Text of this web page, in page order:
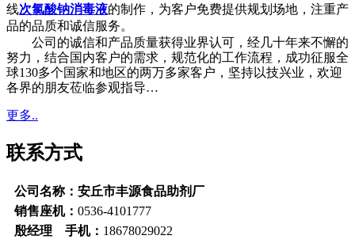
线次氯酸钠消毒液的制作，为客户免费提供规划场地，注重产
品的品质和诚信服务。
公司的诚信和产品质量获得业界认可，经几十年来不懈的
努力，结合国内客户的需求，规范化的工作流程，成功征服全
球130多个国家和地区的两万多家客户，坚持以技兴业，欢迎
各界的朋友莅临参观指导…
更多..
联系方式
公司名称：安丘市丰源食品助剂厂
销售座机： 0536-4101777
殷经理 手机： 18678029022